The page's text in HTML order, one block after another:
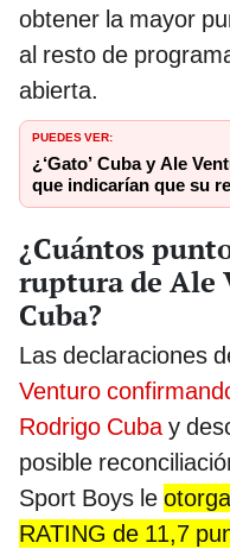
obtener la mayor
al resto de
abierta.
PUEDES VER:
¿‘Gato’ Cuba y Ale
que indicarían que su
¿Cuántos
ruptura de Ale
Cuba?
Las declaraciones
Venturo
Rodrigo Cubay
posible
Sport Boys le
RATING de 11,7